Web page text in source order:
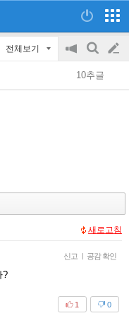
전체보기
공
지
on/off
검
색
글
쓰
10추글
새로고침
신고 | 공감 확인
?
0
1